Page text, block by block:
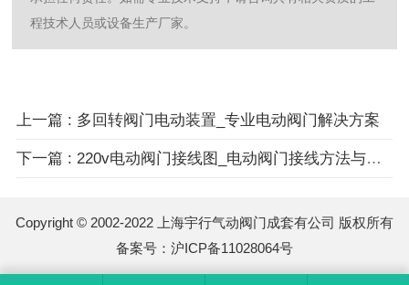
程技术人员或设备生产厂家。
上一篇 : 多回转阀门电动装置_专业电动阀门解决方案
下一篇 : 220v电动阀门接线图_电动阀门接线方法与安装调试指南
Copyright © 2002-2022 上海宇行气动阀门成套有公司 版权所有
备案号： 沪ICP备11028064号